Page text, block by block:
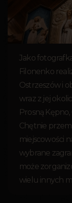
Jako
Filonenko
Ostrzeszów i
wraz z jej
Prosną
Chętnie
miejscowości
wybrane
może
wielu innych